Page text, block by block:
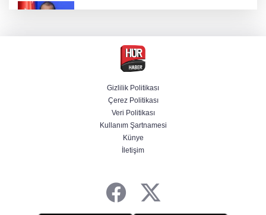
Firari olarak aranıyordu! Menderes Belediye
Başkan Yardımcısı yakalandı
Cumhurbaşkanı Erdoğan'dan Terörsüz
Türkiye vurgusu
Serdal Adalı'dan Salah açıklaması!
Gizlilik Politikası
Çerez Politikası
Veri Politikası
Kullanım Şartnamesi
Künye
İletişim